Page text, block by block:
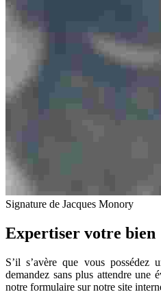
Signature de Jacques Monory
Expertiser votre bien
S’il s’avère que vous possédez
demandez sans plus attendre une
notre formulaire sur notre site